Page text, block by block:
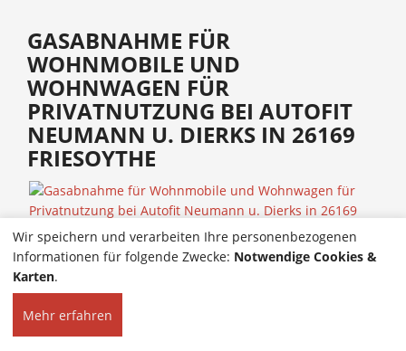
GASABNAHME FÜR
WOHNMOBILE UND
WOHNWAGEN FÜR
PRIVATNUTZUNG BEI AUTOFIT
NEUMANN U. DIERKS IN 26169
FRIESOYTHE
© 2024 Autofit Neumann
Wir speichern und verarbeiten Ihre personenbezogenen
Informationen für folgende Zwecke: Notwendige Cookies &
Karten.
Mehr erfahren